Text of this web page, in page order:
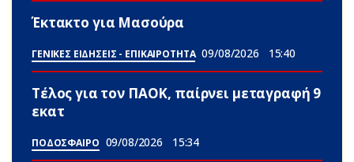
Έκτακτο για Μασούρα
ΓΕΝΙΚΕΣ ΕΙΔΗΣΕΙΣ - ΕΠΙΚΑΙΡΟΤΗΤΑ 09/08/2026 15:40
Τέλος για τον ΠΑΟΚ, παίρνει μεταγραφή 9
εκατ
ΠΟΔΟΣΦΑΙΡΟ 09/08/2026 15:34